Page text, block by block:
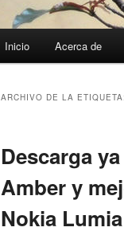
Inicio Acerca de
ARCHIVO DE LA ETIQUETA:
Descarga
Amber y
Nokia Lumia